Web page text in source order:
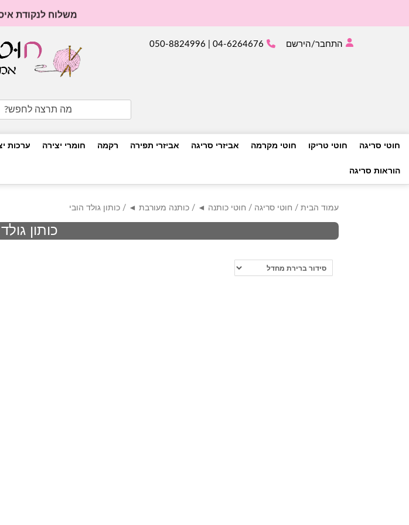
משלוח לנקודת איסוף:
for:
התחבר/הירשם 04-6264676 | 050-8824996
חוטי סריגה חוטי טריקו חוטי מקרמה אביזרי סריגה אביזרי תפירה רקמה חומרי יצירה ערכות
הוראות סריגה
עמוד הבית / חוטי סריגה / חוטי כותנה ◄ / כותנה מעורבת ◄ / כותון גולד הובי
כותון